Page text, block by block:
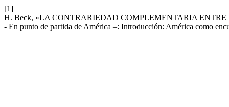
[1]
H. Beck, «LA CONTRARIEDAD COMPLEMENTARIA
- En punto de partida de América –: Introducción: América como